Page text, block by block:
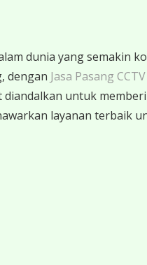
dunia yang semakin
dengan Jasa Pasang
diandalkan untuk
layanan terbaik